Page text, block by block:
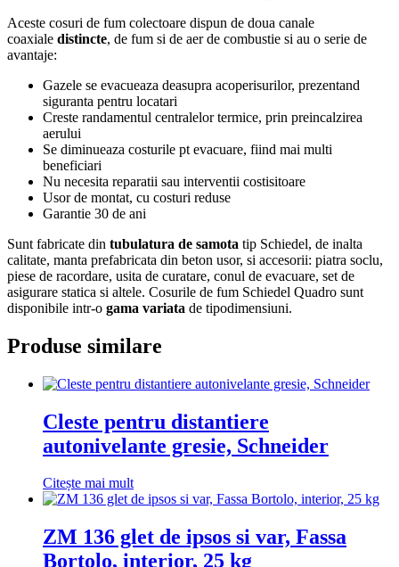
Aceste cosuri de fum colectoare dispun de doua canale
coaxiale distincte, de fum si de aer de combustie si au o serie de
avantaje:
Gazele se evacueaza deasupra acoperisurilor, prezentand
siguranta pentru locatari
Creste randamentul centralelor termice, prin preincalzirea
aerului
Se diminueaza costurile pt evacuare, fiind mai multi
beneficiari
Nu necesita reparatii sau interventii costisitoare
Usor de montat, cu costuri reduse
Garantie 30 de ani
Sunt fabricate din tubulatura de samota tip Schiedel, de inalta
calitate, manta prefabricata din beton usor, si accesorii: piatra soclu,
piese de racordare, usita de curatare, conul de evacuare, set de
asigurare statica si altele. Cosurile de fum Schiedel Quadro sunt
disponibile intr-o gama variata de tipodimensiuni.
Produse similare
Cleste pentru distantiere
autonivelante gresie, Schneider
Citește mai mult
ZM 136 glet de ipsos si var, Fassa
Bortolo, interior, 25 kg